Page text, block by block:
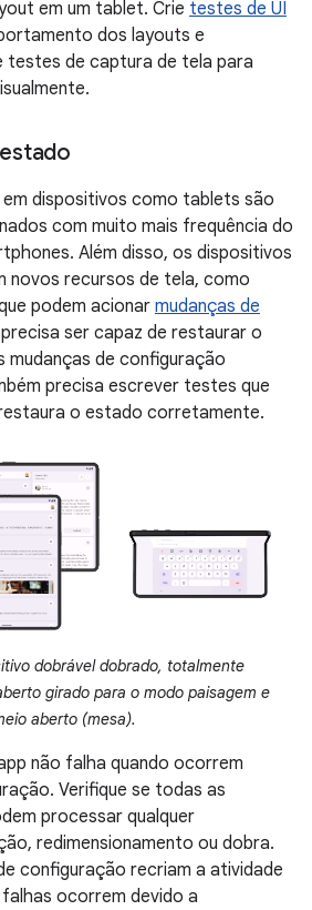
em um tablet. Crie testes de UI
dos layouts e
testes de captura de tela para
dispositivos como tablets são
com muito mais frequência do
Além disso, os dispositivos
novos recursos de tela, como
podem acionar mudanças de
precisa ser capaz de restaurar o
mudanças de configuração
precisa escrever testes que
o estado corretamente.
dobrável dobrado, totalmente
girado para o modo paisagem e
aberto (mesa).
não falha quando ocorrem
Verifique se todas as
processar qualquer
redimensionamento ou dobra.
configuração recriam a atividade
ocorrem devido a